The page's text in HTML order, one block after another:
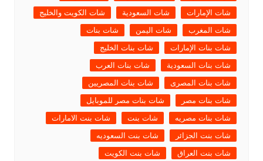
شات الإمارات
شات السعودية
شات الكويت والخليج
شات المغرب
شات اليمن
شات بنات
شات بنات الإمارات
شات بنات الخليج
شات بنات السعودية
شات بنات العرب
شات بنات المصرى
شات بنات المصريين
شات بنات مصر
شات بنات مصر للموبايل
شات بنات مصريه
شات بنت
شات بنت الامارات
شات بنت الجزائر
شات بنت السعوديه
شات بنت العراق
شات بنت الكويت